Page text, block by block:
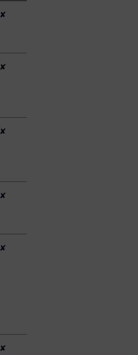
✘
✘
✘
✘
✘
✘